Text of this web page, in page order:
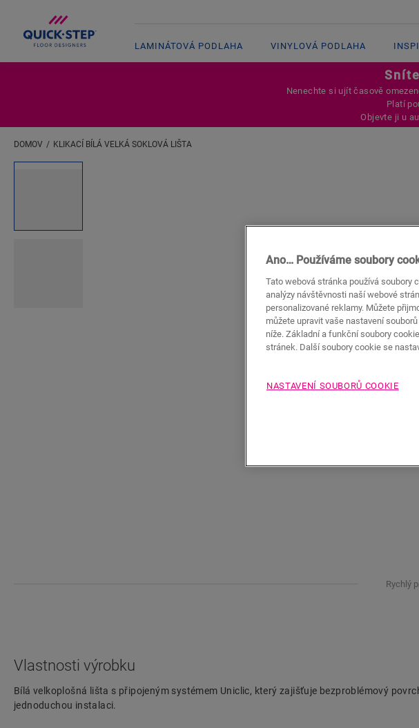
LAMINÁTOVÁ PODLAHA VINYLOVÁ PODLAHA
Nenechte si ujít časově
Platí
Objevte ji u
DOMOV KLIKACÍ BÍLÁ VELKÁ SOKLOVÁ LIŠTA
Rychlý
Vlastnosti výrobku
Bílá velkoplošná lišta s připojeným systémem Uniclic, který zajišťuje bezproblémový
jednoduchou instalaci.
Ano… Používáme soubory
Tato webová stránka používá soubory
analýzy návštěvnosti naší webové
personalizované reklamy. Můžete
můžete upravit vaše nastavení
níže. Základní a funkční soubory
stránek. Další soubory cookie se
NASTAVENÍ SOUBORŮ COOKIE